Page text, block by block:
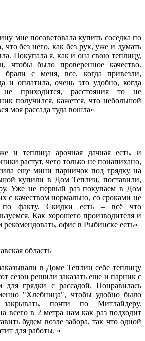
мне посоветовала купить соседка по
что без него, как без рук, уже и думать
Покупала я, как и она свою теплицу,
чтобы было проверенное качество.
брали с меня, все, когда привезли,
и оплатила, очень это удобно, когда
не приходится, расстояния то не
получился, кажется, что небольшой
моя рассада туда вошла»
и теплица арочная дачная есть, и
растут, чего только не понапихано,
еще мини парничок под грядку на
купили в Дом Теплиц, поставили,
Уже не первый раз покупаем в Дом
с качеством нормально, со сроками не
по факту. Скидки есть – всё что
Как хорошего производителя и
офис в Рыбинске есть»
область
в Доме Теплиц себе теплицу
сезон решили заказать еще и парник с
для грядки с рассадой. Понравилась
"Хлебница", чтобы удобно было
почти по Митлайдеру.
всего в 2 метра нам как раз подходит
будем возле забора, так что одной
для работы. »